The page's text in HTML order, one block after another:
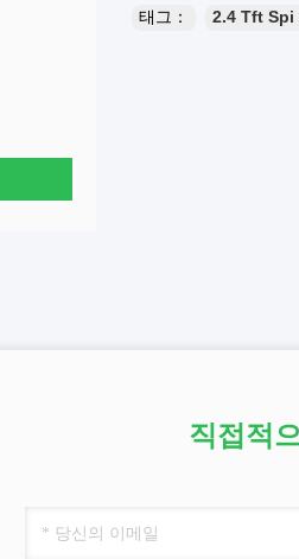
태그： 2.4 Tft Spi
직접적